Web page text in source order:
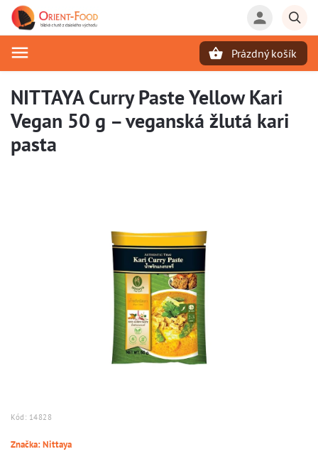
Prázdný košík
NITTAYA Curry Paste Yellow Kari
Vegan 50 g – veganská žlutá kari
pasta
Kód: 14828
Značka:Nittaya